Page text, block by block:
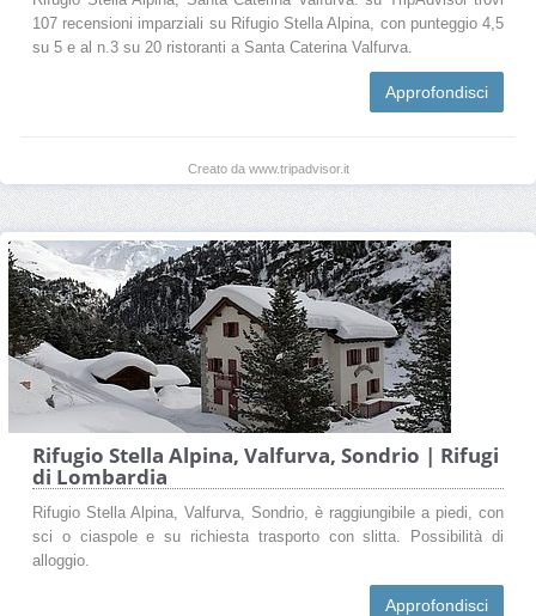
107 recensioni imparziali su Rifugio Stella Alpina, con punteggio 4,5
su 5 e al n.3 su 20 ristoranti a Santa Caterina Valfurva.
Approfondisci
Creato da www.tripadvisor.it
Rifugio Stella Alpina, Valfurva, Sondrio | Rifugi
di Lombardia
Rifugio Stella Alpina, Valfurva, Sondrio, è raggiungibile a piedi, con
sci o ciaspole e su richiesta trasporto con slitta. Possibilità di
alloggio.
Approfondisci